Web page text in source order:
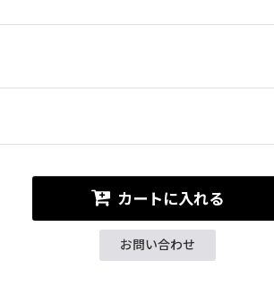
カートに入れる
お問い合わせ